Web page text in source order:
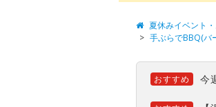
夏休みイベント
手ぶらでBBQ(バ
おすすめ 今